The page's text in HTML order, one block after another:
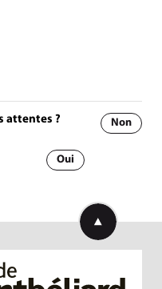
attentes ? Non
Oui
Retourner en